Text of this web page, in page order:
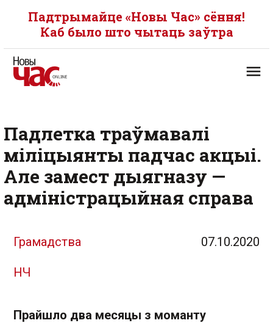
Падтрымайце «Новы Час» сёння!
Каб было што чытаць заўтра
Падлетка траўмавалі
міліцыянты падчас акцыі.
Але замест дыягназу —
адміністрацыйная справа
Грамадства 07.10.2020
НЧ
Прайшло два месяцы з моманту